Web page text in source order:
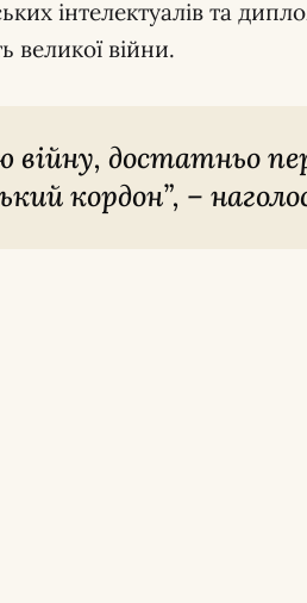
інтелектуалів та
великої війни.
кордон”, –